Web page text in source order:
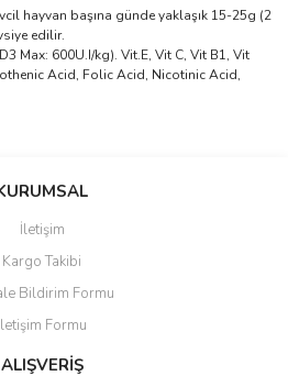
hayvan başına günde yaklaşık 15-25g (2
edilir.
Max: 600U.I/kg). Vit.E, Vit C, Vit B1, Vit
Acid, Folic Acid, Nicotinic Acid,
ilk yorumu siz yapın!
veya görüntülenemiyor.
bilgiler bulunuyor.
bulunuyor.
daha pahalı.
İletişim
Kargo Takibi
Bildirim Formu
Formu
ALIŞVERİŞ